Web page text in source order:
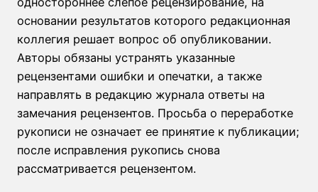
основании результатов которого редакционная
коллегия решает вопрос об опубликовании.
Авторы обязаны устранять указанные
рецензентами ошибки и опечатки, а также
направлять в редакцию журнала ответы на
замечания рецензентов. Просьба о переработке
рукописи не означает ее принятие к публикации;
после исправления рукопись снова
рассматривается рецензентом.